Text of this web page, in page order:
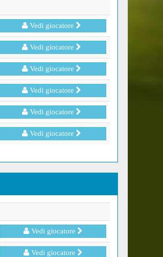
Vedi giocatore
Vedi giocatore
Vedi giocatore
Vedi giocatore
Vedi giocatore
Vedi giocatore
Vedi giocatore
Vedi giocatore